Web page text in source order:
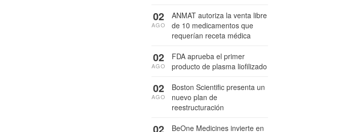
ANMAT autoriza la venta libre
de 10 medicamentos que
requerían receta médica
02
AGO
FDA aprueba el primer
producto de plasma liofilizado
02
AGO
Boston Scientific presenta un
nuevo plan de
reestructuración
02
AGO
BeOne Medicines invierte en
02